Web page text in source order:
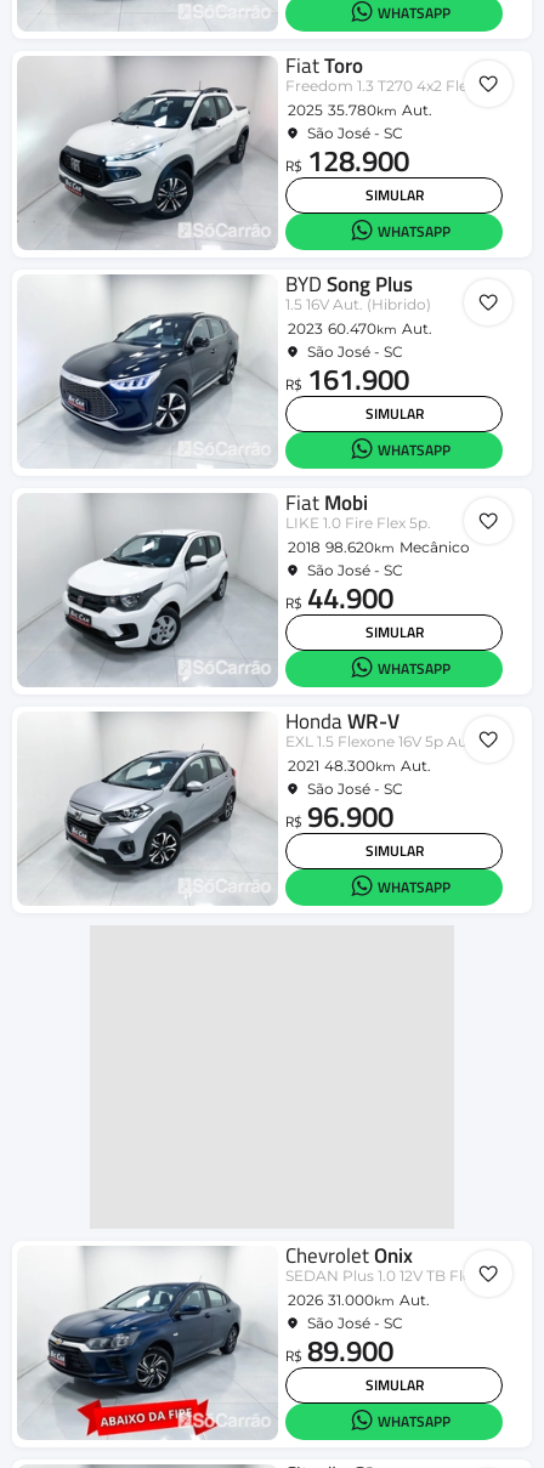
WHATSAPP
FiatToro
Freedom 1.3 T270 4x2 Flex Aut.
2025 35.780km Aut.
São José - SC
R$ 128.900
SIMULAR
WHATSAPP
BYDSong Plus
1.5 16V Aut. (Hibrido)
2023 60.470km Aut.
São José - SC
R$ 161.900
SIMULAR
WHATSAPP
FiatMobi
LIKE 1.0 Fire Flex 5p.
2018 98.620km Mecânico
São José - SC
R$ 44.900
SIMULAR
WHATSAPP
HondaWR-V
EXL 1.5 Flexone 16V 5p Aut.
2021 48.300km Aut.
São José - SC
R$ 96.900
SIMULAR
WHATSAPP
ChevroletOnix
SEDAN Plus 1.0 12V TB Flex Aut.
2026 31.000km Aut.
São José - SC
R$ 89.900
SIMULAR
WHATSAPP